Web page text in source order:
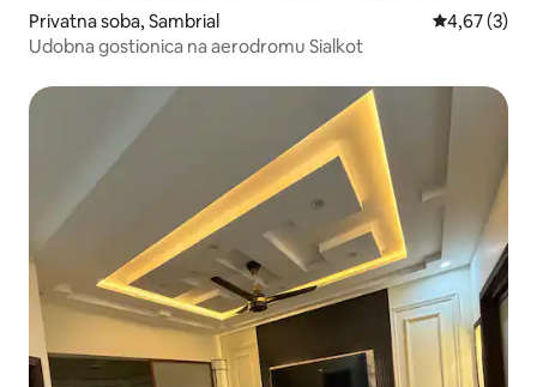
Privatna soba, Sambrial Prosečna
4,67 (3)
Udobna gostionica na aerodromu Sialkot